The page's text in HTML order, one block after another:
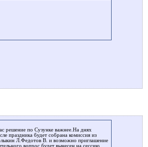
решение по Сузунке важнее.На днях
праздника будет собрана комиссия из
Л.Федотов В. и возможно приглашение